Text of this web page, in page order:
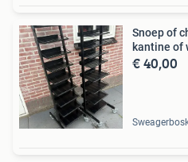
Snoep of
kantine of
€ 40,00